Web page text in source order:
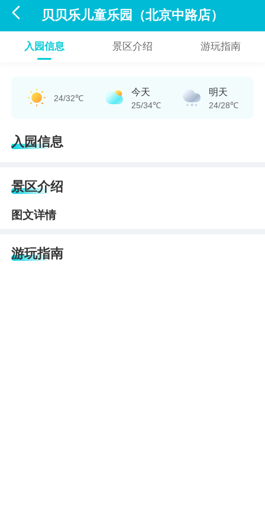
 贝贝乐儿童乐园（北京中路店）
入园信息 景区介绍 游玩指南
24/32℃
今天
25/34℃
明天
24/28℃
入园信息
景区介绍
图文详情
游玩指南